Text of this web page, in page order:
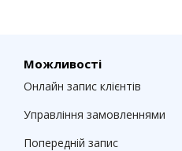
Можливості
Онлайн запис клієнтів
Управління замовленнями
Попередній запис